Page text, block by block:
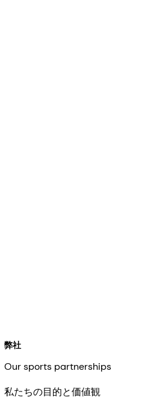
弊社
Our sports partnerships
私たちの目的と価値観